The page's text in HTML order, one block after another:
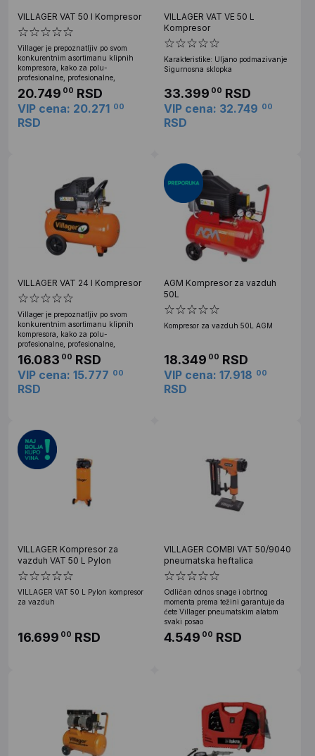
VILLAGER VAT 50 l Kompresor
Villager je prepoznatljiv po svom
konkurentnim asortimanu klipnih
kompresora, kako za polu-
profesionalne, profesionalne,
20.749 00 RSD
VIP cena: 20.271 00
RSD
VILLAGER VAT VE 50 L
Kompresor
Karakteristike: Uljano podmazivanje
Sigurnosna sklopka
33.399 00 RSD
VIP cena: 32.749 00
RSD
VILLAGER VAT 24 l Kompresor
Villager je prepoznatljiv po svom
konkurentnim asortimanu klipnih
kompresora, kako za polu-
profesionalne, profesionalne,
16.083 00 RSD
VIP cena: 15.777 00
RSD
AGM Kompresor za vazduh
50L
Kompresor za vazduh 50L AGM
18.349 00 RSD
VIP cena: 17.918 00
RSD
VILLAGER Kompresor za
vazduh VAT 50 L Pylon
VILLAGER VAT 50 L Pylon kompresor
za vazduh
16.699 00 RSD
VILLAGER COMBI VAT 50/9040
pneumatska heftalica
Odličan odnos snage i obrtnog
momenta prema težini garantuje da
ćete Villager pneumatskim alatom
svaki posao
4.549 00 RSD